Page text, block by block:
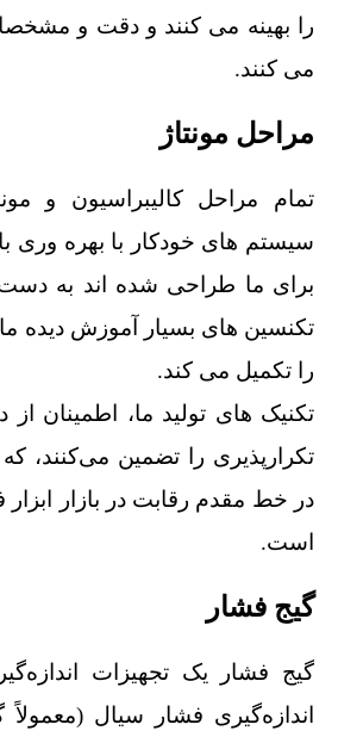
را بهینه می کنند و دقت و
می کنند.
مراحل مونتاژ
تمام مراحل کالیبراسیون و
سیستم های خودکار با بهره وری
برای ما طراحی شده اند به
تکنسین های بسیار آموزش دیده
را تکمیل می کند.
تکنیک‌ های تولید ما، اطمینان
در خط مقدم رقابت در بازار
است.
گیج فشار
گیج فشار یک تجهیزات
اندازه‌گیری فشار سیال (معمولاً